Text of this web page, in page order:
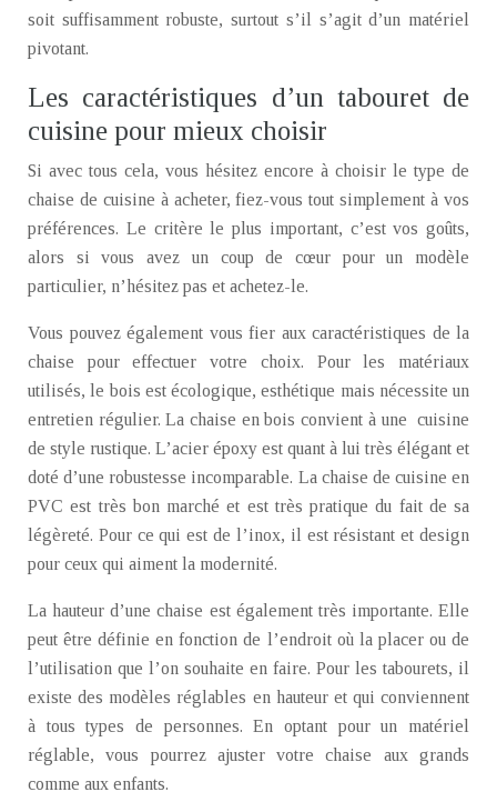
soit suffisamment robuste, surtout s’il s’agit d’un matériel
pivotant.
Les caractéristiques d’un tabouret de
cuisine pour mieux choisir
Si avec tous cela, vous hésitez encore à choisir le type de
chaise de cuisine à acheter, fiez-vous tout simplement à vos
préférences. Le critère le plus important, c’est vos goûts,
alors si vous avez un coup de cœur pour un modèle
particulier, n’hésitez pas et achetez-le.
Vous pouvez également vous fier aux caractéristiques de la
chaise pour effectuer votre choix. Pour les matériaux
utilisés, le bois est écologique, esthétique mais nécessite un
entretien régulier. La chaise en bois convient à une cuisine
de style rustique. L’acier époxy est quant à lui très élégant et
doté d’une robustesse incomparable. La chaise de cuisine en
PVC est très bon marché et est très pratique du fait de sa
légèreté. Pour ce qui est de l’inox, il est résistant et design
pour ceux qui aiment la modernité.
La hauteur d’une chaise est également très importante. Elle
peut être définie en fonction de l’endroit où la placer ou de
l’utilisation que l’on souhaite en faire. Pour les tabourets, il
existe des modèles réglables en hauteur et qui conviennent
à tous types de personnes. En optant pour un matériel
réglable, vous pourrez ajuster votre chaise aux grands
comme aux enfants.